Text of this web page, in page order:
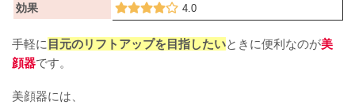
効果 4.0
手軽に 目元のリフトアップを目指したいときに便利なのが美
顔器です。
美顔器には、